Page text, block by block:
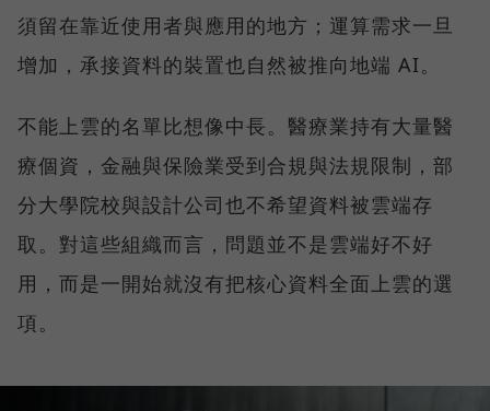
須留在靠近使用者與應用的地方；運算需求一旦
增加，承接資料的裝置也自然被推向地端 AI。
不能上雲的名單比想像中長。醫療業持有大量醫
療個資，金融與保險業受到合規與法規限制，部
分大學院校與設計公司也不希望資料被雲端存
取。對這些組織而言，問題並不是雲端好不好
用，而是一開始就沒有把核心資料全面上雲的選
項。